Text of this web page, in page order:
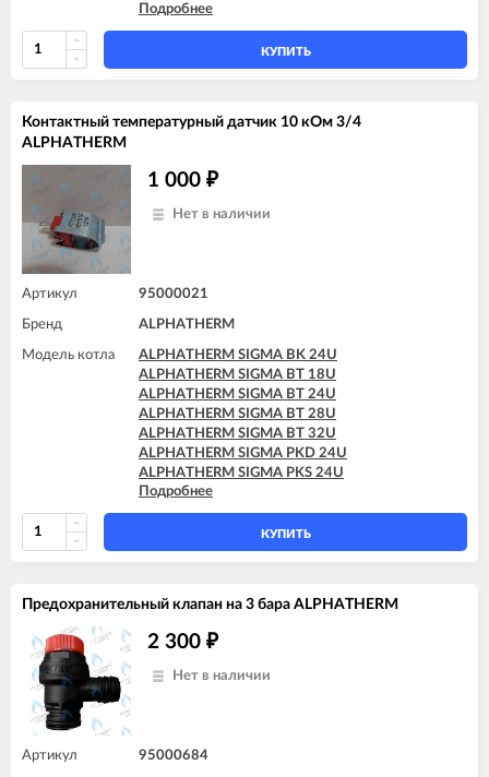
ALPHATHERM SIGMA PTS 24U
ALPHATHERM SIGMA PTS 28U
Подробнее
КУПИТЬ
Контактный температурный датчик 10 кОм 3/4
ALPHATHERM
1 000 ₽
Нет в наличии
Артикул 95000021
Бренд ALPHATHERM
Модель котла
ALPHATHERM SIGMA BK 24U
ALPHATHERM SIGMA BT 18U
ALPHATHERM SIGMA BT 24U
ALPHATHERM SIGMA BT 28U
ALPHATHERM SIGMA BT 32U
ALPHATHERM SIGMA PKD 24U
ALPHATHERM SIGMA PKS 24U
ALPHATHERM SIGMA PTD 24U
ALPHATHERM SIGMA PTD 28U
ALPHATHERM SIGMA PTS 18U
ALPHATHERM SIGMA PTS 24U
Подробнее
КУПИТЬ
Предохранительный клапан на 3 бара ALPHATHERM
2 300 ₽
Нет в наличии
Артикул 95000684